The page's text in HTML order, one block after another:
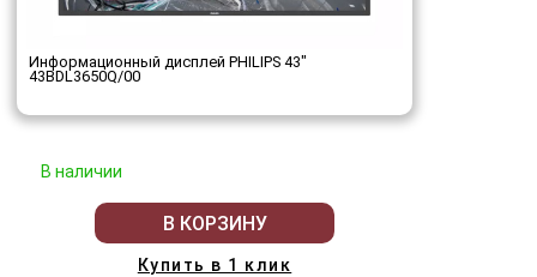
Информационный дисплей PHILIPS 43"
43BDL3650Q/00
В наличии
В КОРЗИНУ
Купить в 1 клик